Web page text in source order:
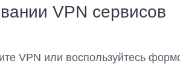
VPN сервисов
VPN или воспользуйтесь